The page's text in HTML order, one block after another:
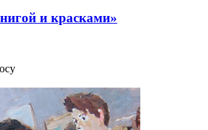
и красками»